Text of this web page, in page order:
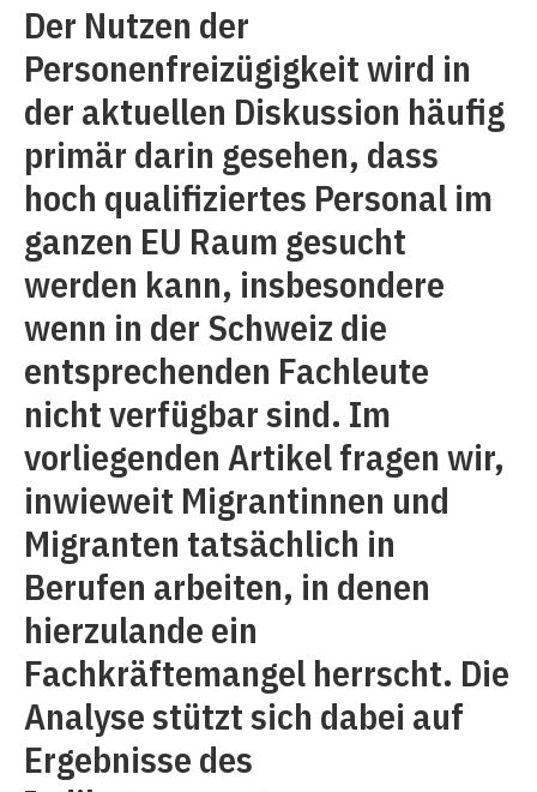
Der Nutzen der
Personenfreizügigkeit wird in
der aktuellen Diskussion häufig
primär darin gesehen, dass
hoch qualifiziertes Personal im
ganzen EU Raum gesucht
werden kann, insbesondere
wenn in der Schweiz die
entsprechenden Fachleute
nicht verfügbar sind. Im
vorliegenden Artikel fragen wir,
inwieweit Migrantinnen und
Migranten tatsächlich in
Berufen arbeiten, in denen
hierzulande ein
Fachkräftemangel herrscht. Die
Analyse stützt sich dabei auf
Ergebnisse des